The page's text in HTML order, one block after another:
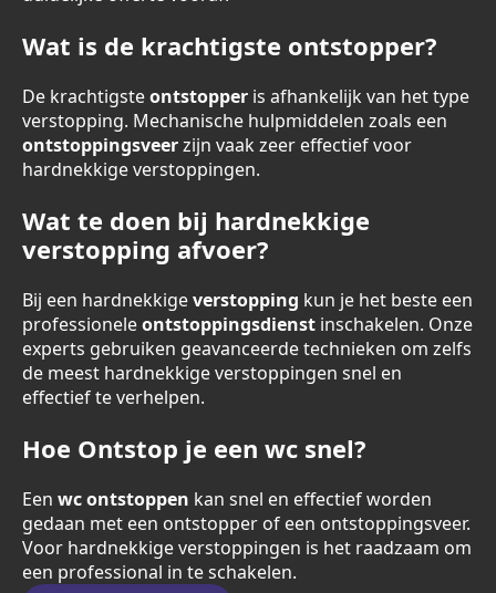
Wat is de krachtigste ontstopper?
De krachtigsteontstopper is afhankelijk van het type
verstopping. Mechanische hulpmiddelen zoals een
ontstoppingsveerzijn vaak zeer effectief voor
hardnekkige verstoppingen.
Wat te doen bij hardnekkige
verstopping afvoer?
Bij een hardnekkigeverstopping kun je het beste een
professioneleontstoppingsdienst inschakelen. Onze
experts gebruiken geavanceerde technieken om zelfs
de meest hardnekkige verstoppingen snel en
effectief te verhelpen.
Hoe Ontstop je een wc snel?
Een wc ontstoppen kan snel en effectief worden
gedaan met een ontstopper of een ontstoppingsveer.
Voor hardnekkige verstoppingen is het raadzaam om
een professional in te schakelen.